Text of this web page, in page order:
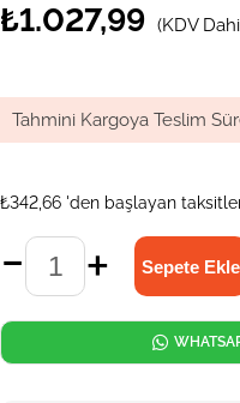
₺1.027,99 (KDV
Tahmini Kargoya Teslim
₺342,66 'den başlayan